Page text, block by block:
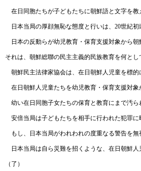
在日同胞たちが子どもたちに朝鮮語と文字を教
日本当局の厚顔無恥な態度と行いは、20世紀初
日本の反動らが幼児教育・保育支援対象から朝
それは、朝鮮総聯の民主主義的民族教育を何と
朝鮮民主法律家協会は、在日朝鮮人児童を標
在日朝鮮人児童たちを幼児教育・保育支援対
幼い在日同胞子女たちの保育と教育にまで汚
安倍当局は子どもたちを相手に行われた犯罪
もし、日本当局がわれわれの度重なる警告を
日本当局は自ら災難を招くような、在日朝鮮人
（了）